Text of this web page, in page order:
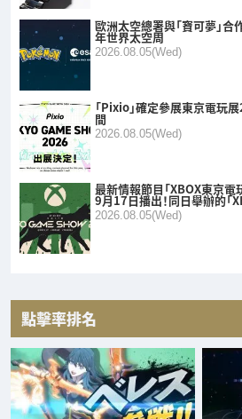
歐洲太空總署與「寶可夢」
年世界太空周
2026.08.05(Wed)
「Pixio」確定參展東京電玩
間
2026.08.05(Wed)
最新情報節目「XBOX東京
9月17日播出！同日舉辦的「
2026.08.05(Wed)
點擊率排名